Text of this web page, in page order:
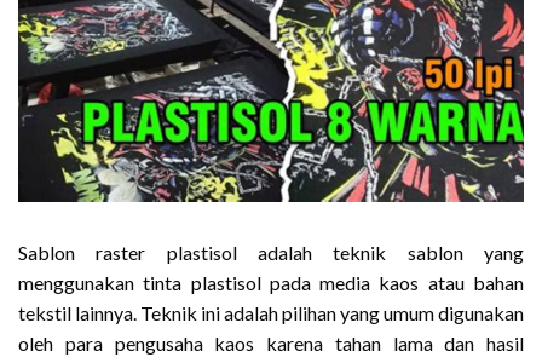
Sablon raster plastisol adalah teknik sablon yang
menggunakan tinta plastisol pada media kaos atau bahan
tekstil lainnya. Teknik ini adalah pilihan yang umum digunakan
oleh para pengusaha kaos karena tahan lama dan hasil